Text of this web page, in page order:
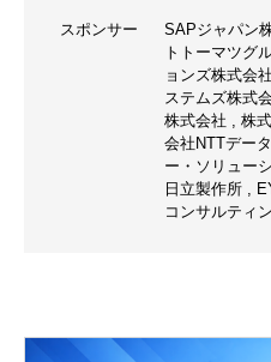
スポンサー SAPジャパン
トトーマツグ
ョンズ株式会社
ステムズ株式
株式会社
株
会社NTTデー
ー・ソリュー
日立製作所
コンサルティ